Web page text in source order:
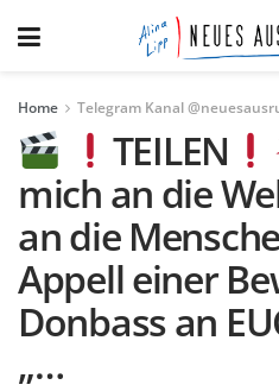
Home Telegram Kanal
TEILEN
mich an die
an die
Appell einer
Donbass an
„…